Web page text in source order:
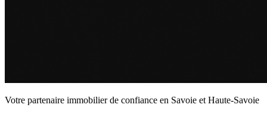
Votre partenaire immobilier de confiance en Savoie et Haute-Savoie